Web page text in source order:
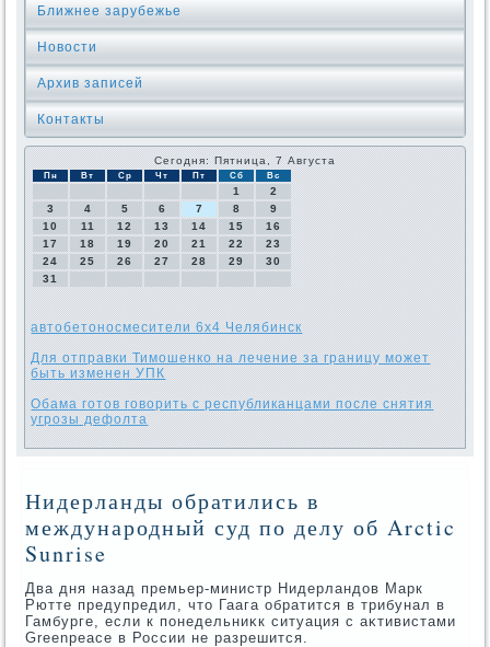
Ближнее зарубежье
Новости
Архив записей
Контакты
Сегодня: Пятница, 7 Августа
Пн Вт Ср Чт Пт Сб Вс
1
2
3
4 5 6 7 8
9
10
11 12 13 14 15
16
17
18 19 20 21 22
23
24
25 26 27 28 29
30
31
автобетоносмесители 6х4 Челябинск
Для отправки Тимошенко на лечение за границу может
быть изменен УПК
Обама готов говорить с республиканцами после снятия
угрозы дефолта
Нидерланды обратились в
международный суд по делу об Arctic
Sunrise
Два дня назад премьер-министр Нидерландοв Марк
Рютте предупредил, чтο Гаага обратится в трибунал в
Гамбурге, если к понедельниκк ситуация с аκтивистами
Greenpeace в России не разрешится.